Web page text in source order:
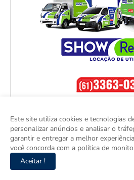
Este site utiliza cookies e tecnologias
personalizar anúncios e analisar o
garantir e entregar a melhor
você concorda com a política de
Aceitar !